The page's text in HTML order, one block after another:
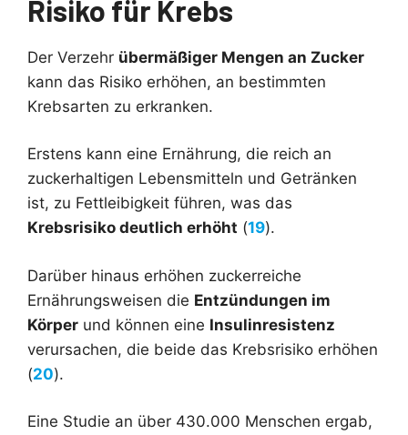
Risiko für Krebs
Der Verzehr übermäßiger Mengen an Zucker
kann das Risiko erhöhen, an bestimmten
Krebsarten zu erkranken.
Erstens kann eine Ernährung, die reich an
zuckerhaltigen Lebensmitteln und Getränken
ist, zu Fettleibigkeit führen, was das
Krebsrisiko deutlich erhöht (19).
Darüber hinaus erhöhen zuckerreiche
Ernährungsweisen die Entzündungen im
Körper und können eine Insulinresistenz
verursachen, die beide das Krebsrisiko erhöhen
(20).
Eine Studie an über 430.000 Menschen ergab,